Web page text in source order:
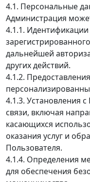
4.1. Персональные
Администрация
4.1.1.
дальнейшей
других действий.
4.1.2.
4.1.3. Установления
связи, включая
касающихся
оказания услуг и
Пользователя.
4.1.4. Определения
для обеспечения